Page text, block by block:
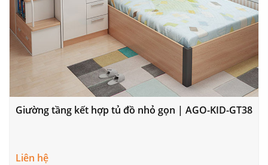
Giường tầng kết hợp tủ đồ nhỏ gọn | AGO-KID-GT38
Liên hệ